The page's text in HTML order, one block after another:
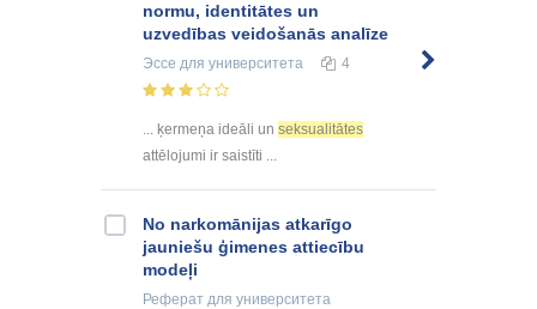
normu, identitātes un
uzvedības veidošanās analīze
Эссе для университета 4
... ķermeņa ideāli un seksualitātes
attēlojumi ir saistīti ...
No narkomānijas atkarīgo
jauniešu ģimenes attiecību
modeļi
Реферат для университета